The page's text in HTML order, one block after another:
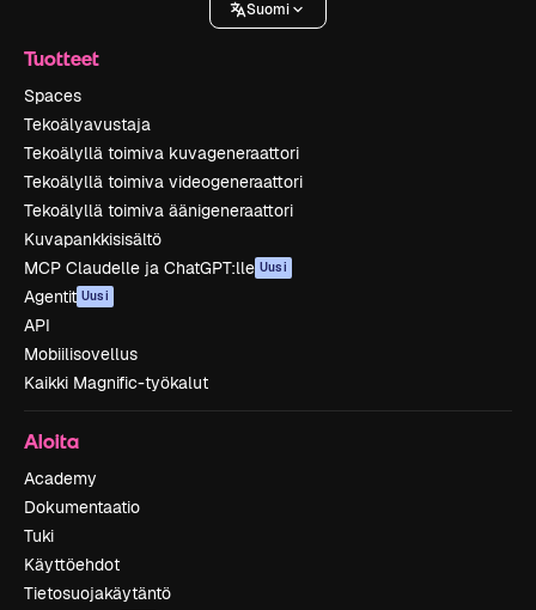
Suomi
Tuotteet
Spaces
Tekoälyavustaja
Tekoälyllä toimiva kuvageneraattori
Tekoälyllä toimiva videogeneraattori
Tekoälyllä toimiva äänigeneraattori
Kuvapankkisisältö
MCP Claudelle ja ChatGPT:lle Uusi
Agentit Uusi
API
Mobiilisovellus
Kaikki Magnific-työkalut
Aloita
Academy
Dokumentaatio
Tuki
Käyttöehdot
Tietosuojakäytäntö